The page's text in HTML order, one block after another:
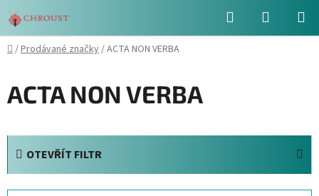
na
obsah
Hledat
KOŠÍK
Domů
/Prodávané značky/ACTA NON VERBA
ACTA NON VERBA
OTEVŘÍT FILTR